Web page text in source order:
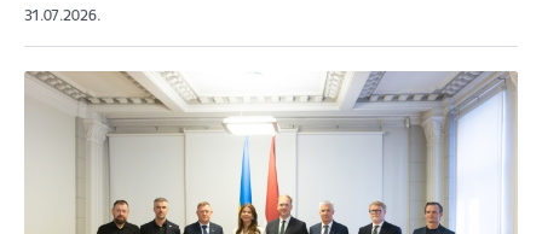
31.07.2026.